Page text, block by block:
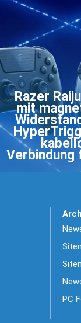
Razer
mit
Verbindung
PC